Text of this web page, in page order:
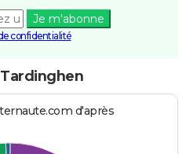
Je m'abonne
confidentialité
d'après